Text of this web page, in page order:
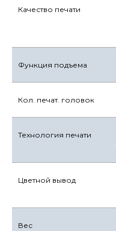
Качество печати
Функция подъема
Кол. печат. головок
Технология печати
Цветной вывод
Вес